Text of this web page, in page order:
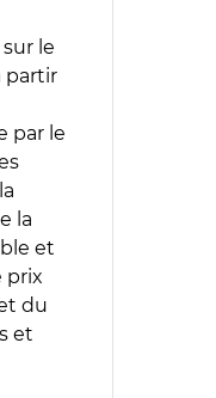
le
partir
par le
la
et
prix
du
et